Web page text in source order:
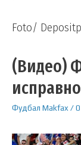
Foto/
(Видео)
Фудбал Makfax/